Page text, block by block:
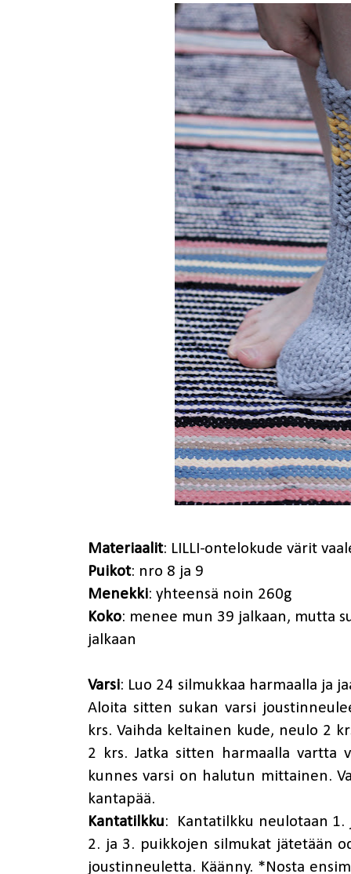
Materiaalit: LILLI-ontelokude värit
Puikot: nro 8 ja 9
Menekki: yhteensä noin 260g
Koko: menee mun 39 jalkaan, mutta
jalkaan
Varsi: Luo 24 silmukkaa harmaalla ja
Aloita sitten sukan varsi
krs. Vaihda keltainen kude, neulo 2
2 krs. Jatka sitten harmaalla vartta
kunnes varsi on halutun mittainen.
kantapää.
Kantatilkku: Kantatilkku neulotaan 1.
2. ja 3. puikkojen silmukat jätetään
joustinneuletta. Käänny. *Nosta